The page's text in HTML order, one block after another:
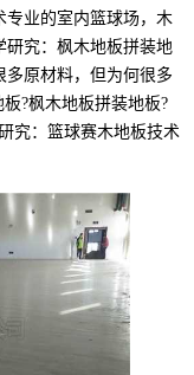
业的室内篮球场，木
究：枫木地板拼装地
原材料，但为何很多
?枫木地板拼装地板?
究：篮球赛木地板技术